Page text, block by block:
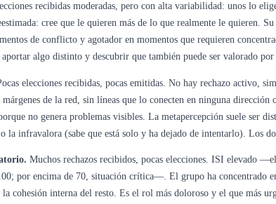
recibidas moderadas, pero con alta variabilidad: unos lo
cree que le quieren más de lo que realmente le quieren.
de conflicto y agotador en momentos que requieren
aportar algo distinto y descubrir que también puede ser valorado
elecciones recibidas, pocas emitidas. No hay rechazo activo,
de la red, sin líneas que lo conecten en ninguna
no genera problemas visibles. La metapercepción suele ser
la infravalora (sabe que está solo y ha dejado de intentarlo). Los
Muchos rechazos recibidos, pocas elecciones. ISI elevado
por encima de 70, situación crítica—. El grupo ha concentrado
la cohesión interna del resto. Es el rol más doloroso y el que más